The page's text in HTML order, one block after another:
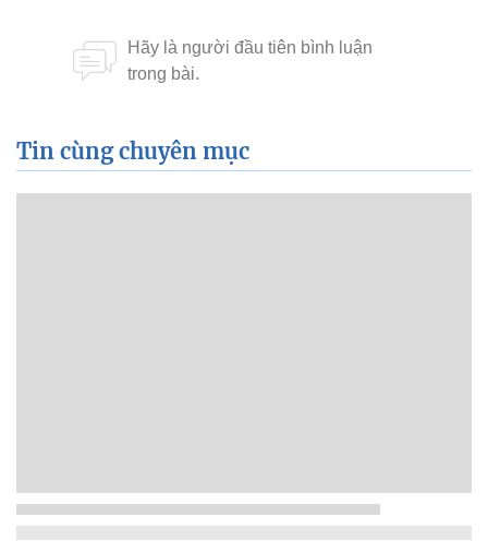
Tin cùng chuyên mục